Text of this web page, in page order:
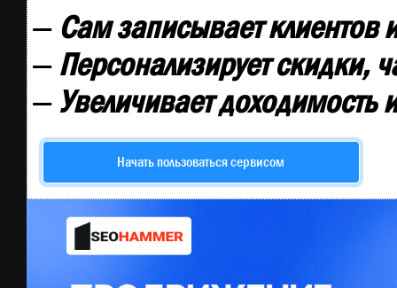
— Сам записывает клиентов
— Персонализирует скидки,
— Увеличивает доходимость
Начать пользоваться сервисом